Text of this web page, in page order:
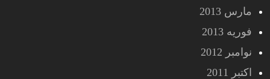
مارس 2013
فوریه 2013
نوامبر 2012
اکتبر 2011